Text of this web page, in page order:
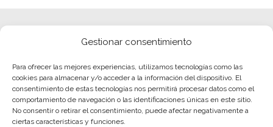
Gestionar consentimiento
Para ofrecer las mejores experiencias, utilizamos tecnologías como las
cookies para almacenar y/o acceder a la información del dispositivo. El
consentimiento de estas tecnologías nos permitirá procesar datos como el
comportamiento de navegación o las identificaciones únicas en este sitio.
No consentir o retirar el consentimiento, puede afectar negativamente a
ciertas características y funciones.